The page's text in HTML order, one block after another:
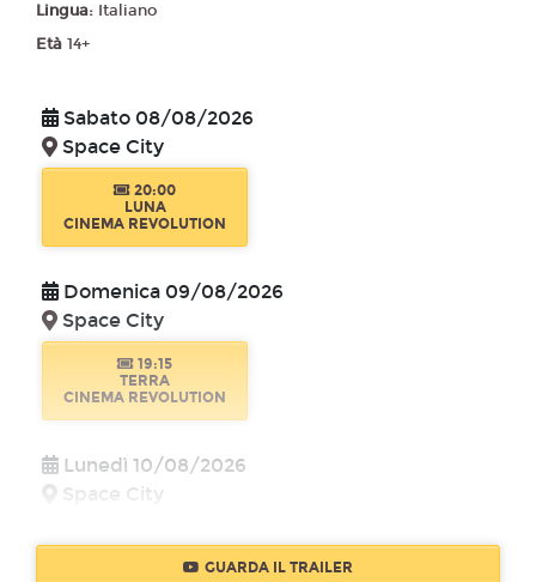
Lingua: Italiano
Età 14+
Sabato 08/08/2026
Space City
20:00
LUNA
CINEMA REVOLUTION
Domenica 09/08/2026
Space City
19:15
TERRA
CINEMA REVOLUTION
Lunedì 10/08/2026
Space City
CINEMA REVOLUTIONGUARDA IL TRAILER